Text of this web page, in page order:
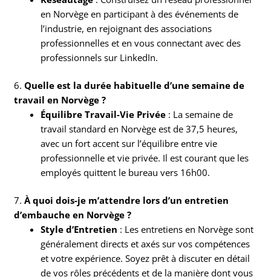
en Norvège en participant à des événements de
l’industrie, en rejoignant des associations
professionnelles et en vous connectant avec des
professionnels sur LinkedIn.
6.Quelle est la durée habituelle d’une semaine de
travail en Norvège ?
Équilibre Travail-Vie Privée : La semaine de
travail standard en Norvège est de 37,5 heures,
avec un fort accent sur l’équilibre entre vie
professionnelle et vie privée. Il est courant que les
employés quittent le bureau vers 16h00.
7.À quoi dois-je m’attendre lors d’un entretien
d’embauche en Norvège ?
Style d’Entretien : Les entretiens en Norvège sont
généralement directs et axés sur vos compétences
et votre expérience. Soyez prêt à discuter en détail
de vos rôles précédents et de la manière dont vous